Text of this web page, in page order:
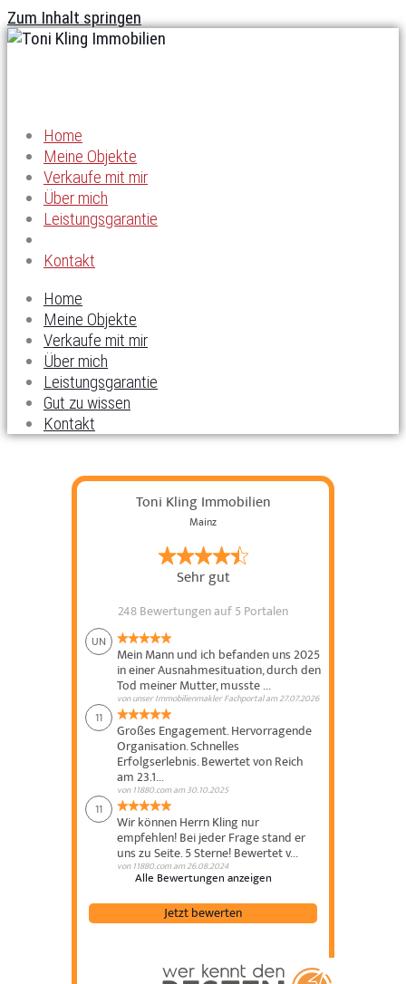
Zum Inhalt springen
Home
Meine Objekte
Verkaufe mit mir
Über mich
Leistungsgarantie
Kontakt
Home
Meine Objekte
Verkaufe mit mir
Über mich
Leistungsgarantie
Gut zu wissen
Kontakt
Toni Kling Immobilien
Mainz
Sehr gut
248 Bewertungenauf 5 Portalen
UN
Mein Mann und ich befanden uns 2025
in einer Ausnahmesituation, durch den
Tod meiner Mutter, musste ...
vonunser Immobilienmakler Fachportalam27.07.2026
11
Großes Engagement. Hervorragende
Organisation. Schnelles
Erfolgserlebnis. Bewertet von Reich
am 23.1...
von11880.comam30.10.2025
11
Wir können Herrn Kling nur
empfehlen! Bei jeder Frage stand er
uns zu Seite. 5 Sterne! Bewertet v...
von11880.comam26.08.2024
Alle Bewertungen anzeigen
Jetzt bewerten